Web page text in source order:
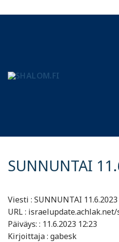
SUNNUNTAI
Viesti : SUNNUNTAI 11.6.2023
URL :
Päiväys: : 11.6.2023 12:23
Kirjoittaja : gabesk